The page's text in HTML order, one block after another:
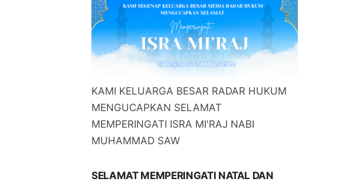
KAMI KELUARGA BESAR RADAR HUKUM
MENGUCAPKAN SELAMAT
MEMPERINGATI ISRA MI'RAJ NABI
MUHAMMAD SAW
SELAMAT MEMPERINGATI NATAL DAN